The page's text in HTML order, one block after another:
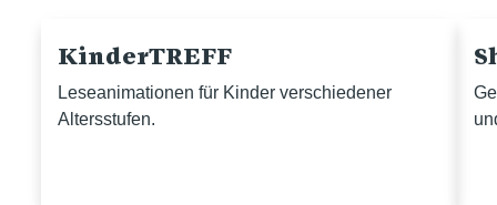
KinderTREFF
Leseanimationen für Kinder verschiedener
Altersstufen.